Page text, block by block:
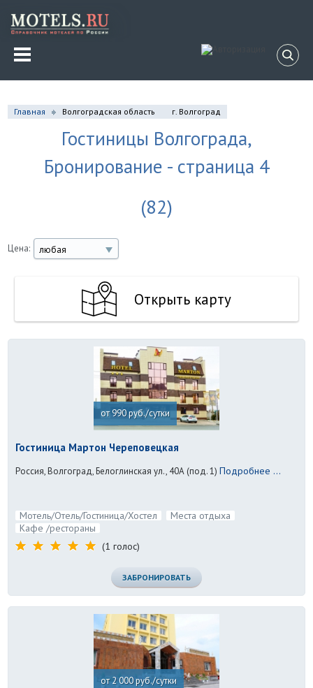
Главная Волгоградская область г. Волгоград
Гостиницы Волгограда,
Бронирование - страница 4
(82)
Цена: любая
Открыть карту
от 990 руб./сутки
Гостиница Мартон Череповецкая
Россия, Волгоград, Белоглинская ул., 40А (под. 1) Подробнее ...
Мотель/Отель/Гостиница/Хостел
Места отдыха
Кафе /рестораны
(1 голос)
ЗАБРОНИРОВАТЬ
от 2 000 руб./сутки